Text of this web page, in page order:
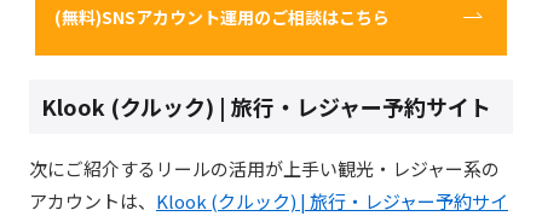
(無料)SNSアカウント運用のご相談はこちら
Klook (クルック) | 旅行・レジャー予約サイト
次にご紹介するリールの活用が上手い観光・レジャー系の
アカウントは、 Klook (クルック) | 旅行・レジャー予約サイ